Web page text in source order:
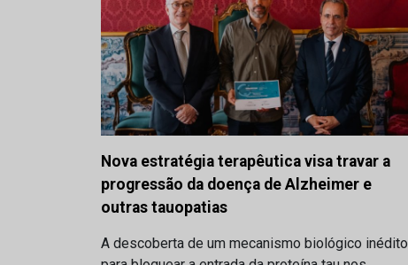
Nova estratégia terapêutica visa travar a
progressão da doença de Alzheimer e
outras tauopatias
A descoberta de um mecanismo biológico inédito